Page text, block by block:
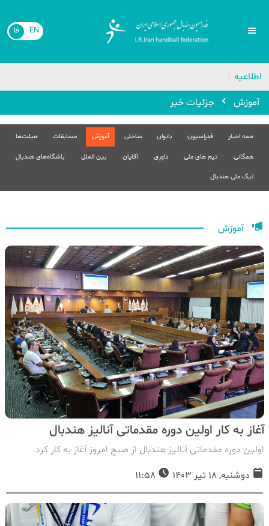
EN فا
اطلاعیه
آموزش
جزئیات خبر
همه اخبار فدراسیون بانوان ساحلی آموزش مسابقات هیئت‌ها
همگانی تیم های ملی داوری آقایان بین الملل باشگاه‌های هندبال
لیگ ملی هندبال
آموزش
آغاز به کار اولین دوره مقدماتی آنالیز هندبال
اولین دوره مقدماتی آنالیز هندبال از صبح امروز آغاز به کار کرد.
دوشنبه, 18 تیر 1403